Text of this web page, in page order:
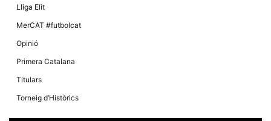
Lliga Elit
MerCAT #futbolcat
Opinió
Primera Catalana
Titulars
Torneig d’Històrics